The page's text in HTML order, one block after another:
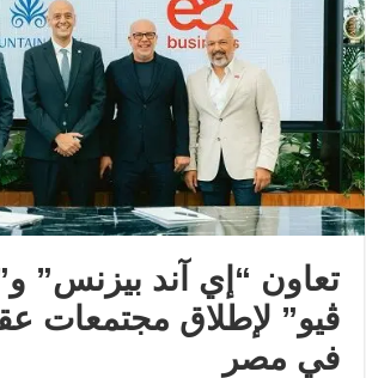
تعاون “إي آند بيزنس”
ڤيو” لإطلاق مجتمعات
في مصر